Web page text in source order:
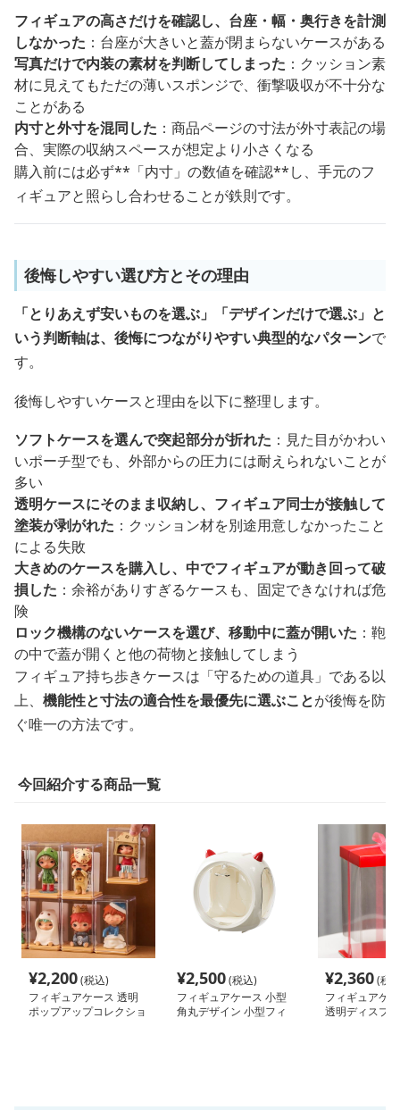
フィギュアの高さだけを確認し、台座・幅・奥行きを計測
しなかった ：台座が大きいと蓋が閉まらないケースがある
写真だけで内装の素材を判断してしまった ：クッション素
材に見えてもただの薄いスポンジで、衝撃吸収が不十分な
ことがある
内寸と外寸を混同した ：商品ページの寸法が外寸表記の場
合、実際の収納スペースが想定より小さくなる
購入前には必ず**「内寸」の数値を確認**し、手元のフ
ィギュアと照らし合わせることが鉄則です。
後悔しやすい選び方とその理由
「とりあえず安いものを選ぶ」「デザインだけで選ぶ」と
いう判断軸は、後悔につながりやすい典型的なパターンで
す。
後悔しやすいケースと理由を以下に整理します。
ソフトケースを選んで突起部分が折れた ：見た目がかわい
いポーチ型でも、外部からの圧力には耐えられないことが
多い
透明ケースにそのまま収納し、フィギュア同士が接触して
塗装が剥がれた ：クッション材を別途用意しなかったこと
による失敗
大きめのケースを購入し、中でフィギュアが動き回って破
損した ：余裕がありすぎるケースも、固定できなければ危
険
ロック機構のないケースを選び、移動中に蓋が開いた ：鞄
の中で蓋が開くと他の荷物と接触してしまう
フィギュア持ち歩きケースは「守るための道具」である以
上、 機能性と寸法の適合性を最優先に選ぶことが後悔を防
ぐ唯一の方法です。
今回紹介する商品一覧
¥2,200(税込)
フィギュアケース 透明
ポップアップコレクショ
¥2,500(税込)
フィギュアケース 小型
角丸デザイン 小型フィ
¥2,360(税
フィギュアケ
透明ディスプ